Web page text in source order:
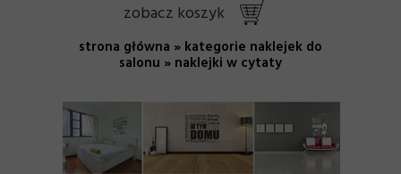
strona główna » kategorie naklejek do
salonu » naklejki w cytaty
zobacz koszyk